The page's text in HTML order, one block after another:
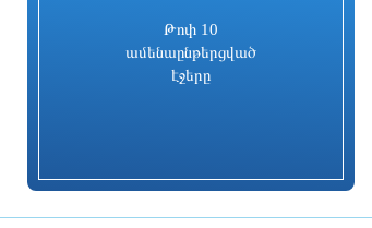
մեկ ժամ առաջ
Թոփ 10
ամենաընթերցված
էջերը